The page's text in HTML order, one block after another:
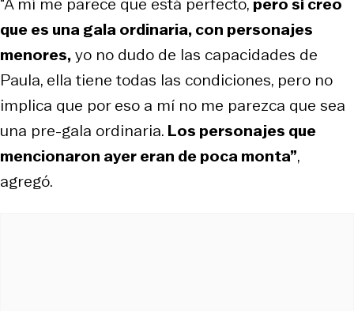
que es una gala ordinaria, con personajes
menores,yo no dudo de las capacidades de
Paula, ella tiene todas las condiciones, pero no
implica que por eso a mí no me parezca que sea
una pre-gala ordinaria. Los personajes que
mencionaron ayer eran de poca monta”,
agregó.